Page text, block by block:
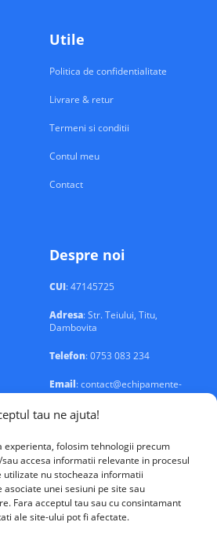
tau ne ajuta!
experienta, folosim tehnologii precum
accesa informatii relevante in procesul
nu stocheaza informatii
unei sesiuni pe site sau
Fara acceptul tau sau cu consintamant
ale site-ului pot fi afectate.
Utile
Politica de confidentialitate
Livrare & retur
Termeni si conditii
Contul meu
Contact
Despre noi
CUI: 47145725
Adresa: Str. Teiului, Titu,
Dambovita
Telefon: 0753 083 234
Email: contact@echipamente-
electrice.ro
Solutions © 2026